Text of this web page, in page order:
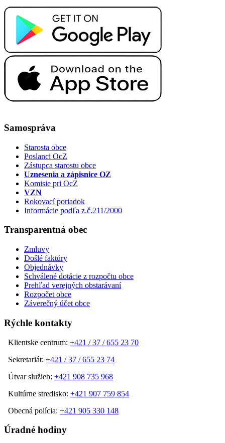
Samospráva
Starosta obce
Poslanci OcZ
Zástupca starostu obce
Uznesenia a zápisnice OZ
Komisie pri OcZ
VZN
Rokovací poriadok
Informácie podľa z.č.211/2000
Transparentná obec
Zmluvy
Došlé faktúry
Objednávky
Schválené dotácie z rozpočtu obce
Prehľad verejných obstarávaní
Rozpočet obce
Záverečný účet obce
Rýchle kontakty
Klientske centrum: +421 / 37 / 655 23 70
Sekretariát: +421 / 37 / 655 23 74
Útvar služieb: +421 908 735 968
Kultúrne stredisko: +421 907 759 854
Obecná polícia: +421 905 330 148
Úradné hodiny